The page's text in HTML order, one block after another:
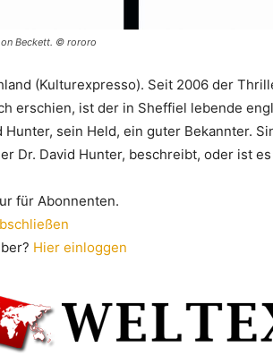
Beckett. © rororo
(Kulturexpresso). Seit 2006 der
erschien, ist der in Sheffiel lebende
Hunter, sein Held, ein guter Bekannter.
Dr. David Hunter, beschreibt, oder ist
für Abonnenten.
Hier einloggen